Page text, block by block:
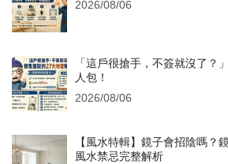
2026/08/06
「這戶很搶手，不簽就沒了？
人包！
2026/08/06
【風水特輯】鏡子會招陰嗎？
風水禁忌完整解析